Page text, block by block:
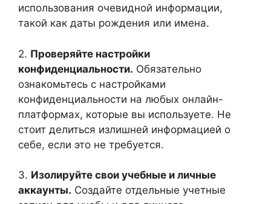
использования очевидной информации,
такой как даты рождения или имена.
2. Проверяйте настройки
конфиденциальности. Обязательно
ознакомьтесь с настройками
конфиденциальности на любых онлайн-
платформах, которые вы используете. Не
стоит делиться излишней информацией о
себе, если это не требуется.
3. Изолируйте свои учебные и личные
аккаунты. Создайте отдельные учетные